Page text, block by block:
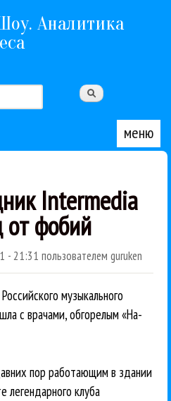
содержанию
Аналитика
меню
Intermedia
от фобий
- 21:31 пользователем guruken
музыкального
с врачами, обгорелым «На-
пор работающим в здании
легендарного клуба